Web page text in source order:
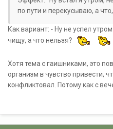
по пути и перекусываю, а
Как вариант: - Ну не успел
чищу, а что нельзя?
Хотя тема с гаишниками, это
организм в чувство привести,
конфликтовал. Потому как с